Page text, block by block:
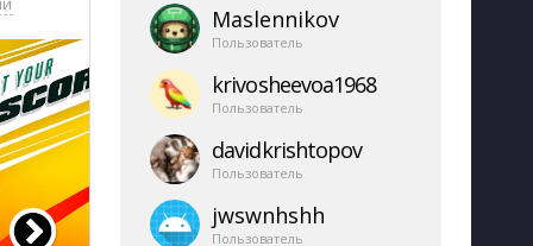
Maslennikov
Пользователь
krivosheevoa1968
Пользователь
davidkrishtopov
Пользователь
jwswnhshh
Пользователь